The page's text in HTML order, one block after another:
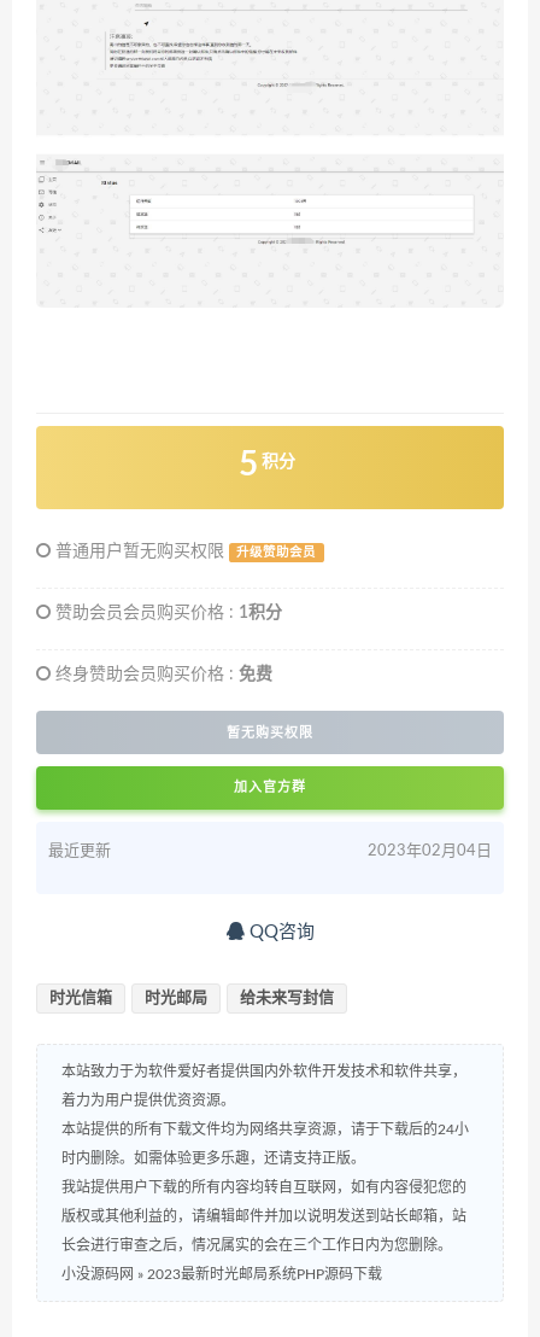
5 积分
普通用户暂无购买权限 升级赞助会员
赞助会员会员购买价格 : 1积分
终身赞助会员购买价格 : 免费
暂无购买权限
加入官方群
最近更新 2023年02月04日
QQ咨询
时光信箱 时光邮局 给未来写封信
本站致力于为软件爱好者提供国内外软件开发技术和软件共享，
着力为用户提供优资资源。
本站提供的所有下载文件均为网络共享资源，请于下载后的24小
时内删除。如需体验更多乐趣，还请支持正版。
我站提供用户下载的所有内容均转自互联网，如有内容侵犯您的
版权或其他利益的，请编辑邮件并加以说明发送到站长邮箱，站
长会进行审查之后，情况属实的会在三个工作日内为您删除。
小没源码网 » 2023最新时光邮局系统PHP源码下载